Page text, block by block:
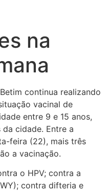
na
continua realizando
vacinal de
entre 9 e 15 anos,
cidade. Entre a
feira (22), mais três
a vacinação.
o HPV; contra a
contra difteria e